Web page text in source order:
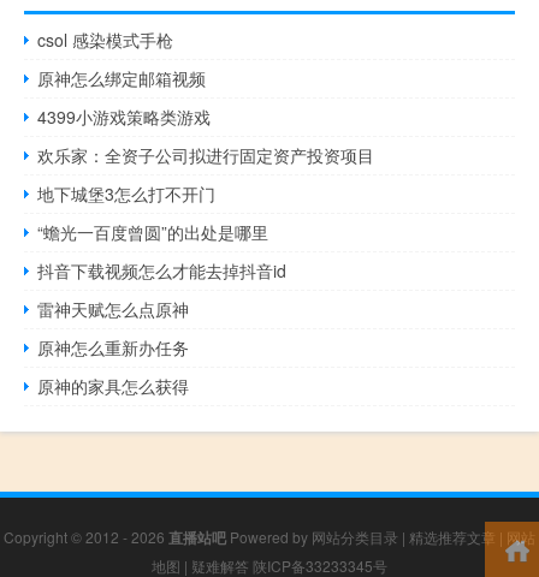
csol 感染模式手枪
原神怎么绑定邮箱视频
4399小游戏策略类游戏
欢乐家：全资子公司拟进行固定资产投资项目
地下城堡3怎么打不开门
“蟾光一百度曾圆”的出处是哪里
抖音下载视频怎么才能去掉抖音id
雷神天赋怎么点原神
原神怎么重新办任务
原神的家具怎么获得
Copyright © 2012 - 2026 直播站吧 Powered by 网站分类目录 | 精选推荐文章 | 网站
地图 | 疑难解答 陕ICP备33233345号